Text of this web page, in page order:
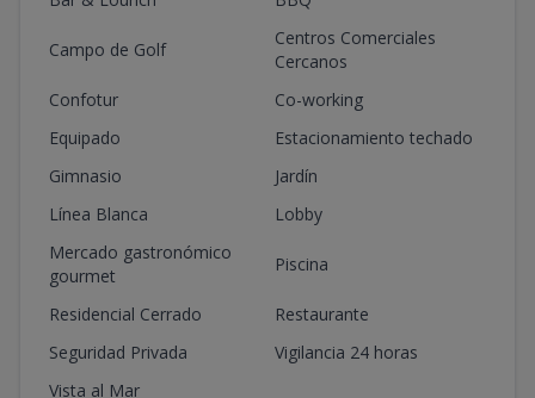
Campo de Golf
Centros Comerciales
Cercanos
Confotur
Co-working
Equipado
Estacionamiento techado
Gimnasio
Jardín
Línea Blanca
Lobby
Mercado gastronómico
gourmet
Piscina
Residencial Cerrado
Restaurante
Seguridad Privada
Vigilancia 24 horas
Vista al Mar